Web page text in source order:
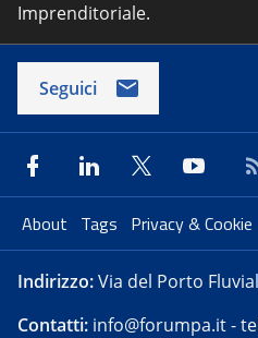
Imprenditoriale.
Seguici
About Tags Privacy & Cookie
Indirizzo:Via del Porto
Contatti: info@forumpa.it-